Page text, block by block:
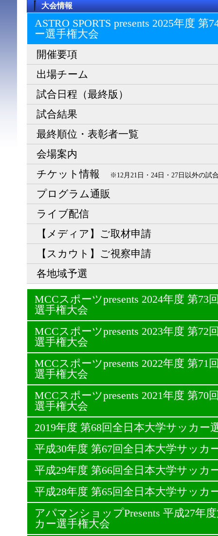
大会情報
ASTRO SPORTS presents 2025年度
ー選⼿権⼤会
開催要項
出場チーム
試合日程（最終版）
試合結果
最終順位・表彰者一覧
会場案内
チケット情報
※12月21日・24日・27日以外の試
プログラム通販
ライブ配信
【メディア】ご取材申請
【スカウト】ご視察申請
各地域予選
MCCスポーツpresents 2024年度 第73
選手権大会
MCCスポーツpresents 2023年度 第72
選手権大会
MCCスポーツpresents 2022年度 第71
選手権大会
MCCスポーツpresents 2021年度 第70
選手権大会
2019年度 第68回全日本大学サッカー
平成30年度 第67回全日本大学サッカ
平成29年度 第66回全日本大学サッカ
平成28年度 第65回全日本大学サッカ
アパマンショップPresents 平成27年
カー選手権大会